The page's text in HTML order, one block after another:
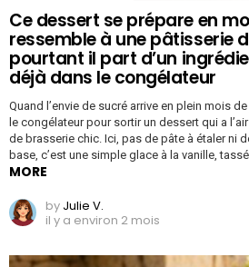
Ce dessert se prépare en
ressemble à une pâtisserie
pourtant il part d’un
déjà dans le congélateur
Quand l’envie de sucré arrive en plein mois
le congélateur pour sortir un dessert qui a
de brasserie chic. Ici, pas de pâte à étaler ni
base, c’est une simple glace à la vanille,
MORE
by Julie V.
il y a environ 2 mois